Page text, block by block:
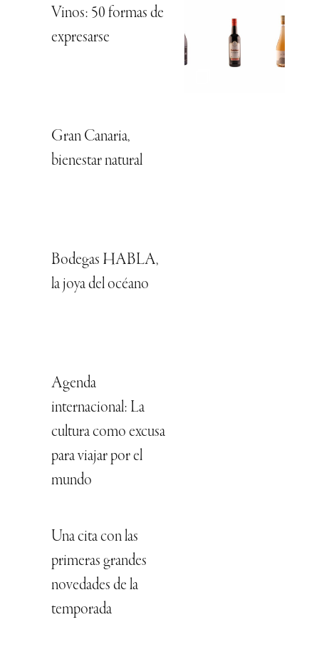
Vinos: 50 formas de
expresarse
Gran Canaria,
bienestar natural
Bodegas HABLA,
la joya del océano
Agenda
internacional: La
cultura como excusa
para viajar por el
mundo
Una cita con las
primeras grandes
novedades de la
temporada